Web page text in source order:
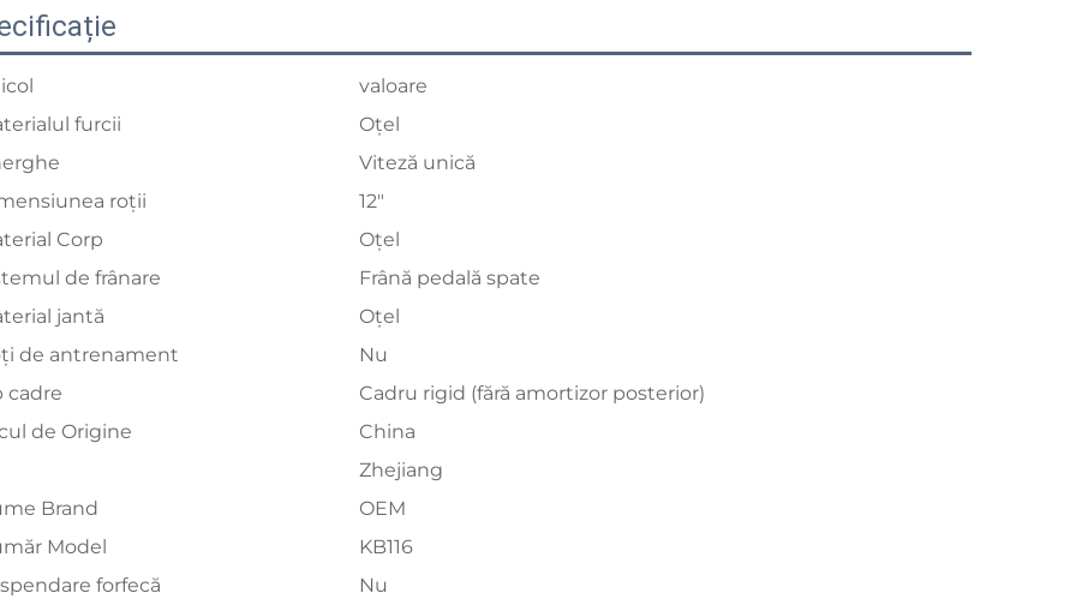
valoare
furcii
Oțel
Viteză unică
roții
12"
Corp
Oțel
de frânare
Frână pedală spate
jantă
Oțel
de antrenament
Nu
cadre
Cadru rigid (fără amortizor posterior)
de Origine
China
Zhejiang
Brand
OEM
Model
KB116
forfecă
Nu